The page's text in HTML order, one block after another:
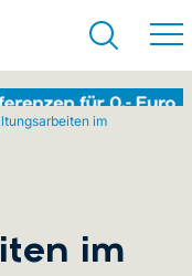
im
im